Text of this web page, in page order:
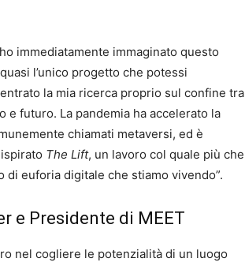
immediatamente immaginato questo
l’unico progetto che potessi
la mia ricerca proprio sul confine tra
futuro. La pandemia ha accelerato la
chiamati metaversi, ed è
The Lift, un lavoro col quale più che
euforia digitale che stiamo vivendo”.
e Presidente di MEET
nel cogliere le potenzialità di un luogo